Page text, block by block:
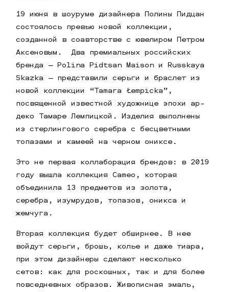
19 июня в шоуруме дизайнера Полины Пидцан
состоялось превью новой коллекции,
созданной в соавторстве с ювелиром Петром
Аксеновым. Два премиальных российских
бренда — Polina Pidtsan Maison и Russkaya
Skazka — представили серьги и браслет из
новой коллекции “Tamara Łempicka”,
посвященной известной художнице эпохи ар-
деко Тамаре Лемпицкой. Изделия выполнены
из стерлингового серебра с бесцветными
топазами и камеей на черном ониксе.
Это не первая коллаборация брендов: в 2019
году вышла коллекция Cameo, которая
объединила 13 предметов из золота,
серебра, изумрудов, топазов, оникса и
жемчуга.
Вторая коллекция будет обширнее. В нее
войдут серьги, брошь, колье и даже тиара,
при этом дизайнеры сделают несколько
сетов: как для роскошных, так и для более
повседневных образов. Живописная эмаль,